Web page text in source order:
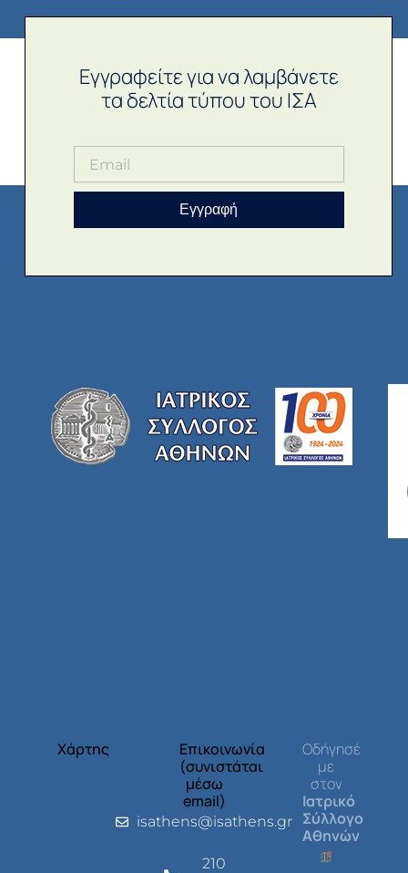
Εγγραφείτε για να λαμβάνετε
τα δελτία τύπου του ΙΣΑ
Εγγραφή
Χάρτης
Επικοινωνία
(συνιστάται
μέσω
email)
isathens@isathens.gr
210
Οδήγησέ
με
στον
Ιατρικό
Σύλλογο
Αθηνών